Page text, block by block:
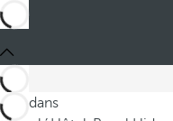
Ces dans